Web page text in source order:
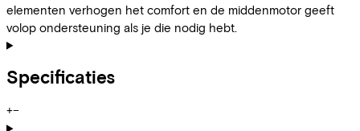
elementen verhogen het comfort en de middenmotor geeft
volop ondersteuning als je die nodig hebt.
Specificaties
+−